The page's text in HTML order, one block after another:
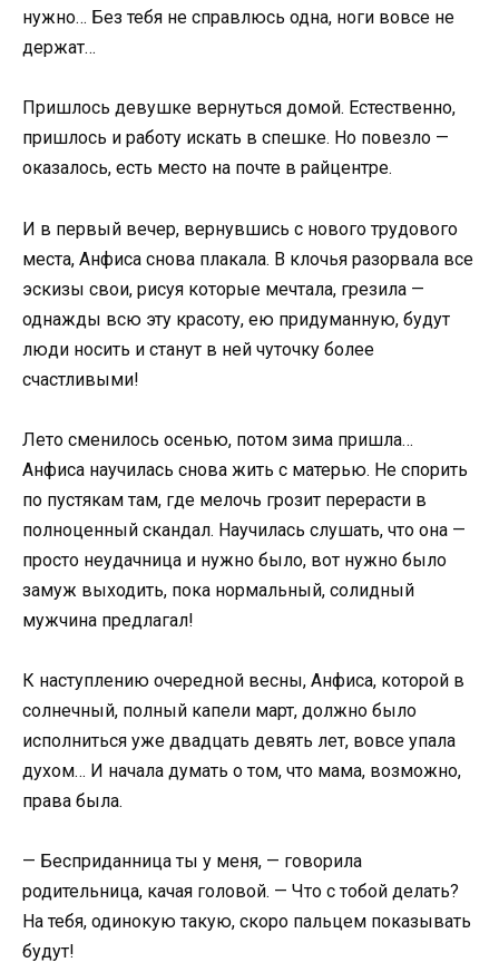
нужно… Без тебя не справлюсь одна, ноги вовсе не
держат…
Пришлось девушке вернуться домой. Естественно,
пришлось и работу искать в спешке. Но повезло —
оказалось, есть место на почте в райцентре.
И в первый вечер, вернувшись с нового трудового
места, Анфиса снова плакала. В клочья разорвала все
эскизы свои, рисуя которые мечтала, грезила —
однажды всю эту красоту, ею придуманную, будут
люди носить и станут в ней чуточку более
счастливыми!
Лето сменилось осенью, потом зима пришла…
Анфиса научилась снова жить с матерью. Не спорить
по пустякам там, где мелочь грозит перерасти в
полноценный скандал. Научилась слушать, что она —
просто неудачница и нужно было, вот нужно было
замуж выходить, пока нормальный, солидный
мужчина предлагал!
К наступлению очередной весны, Анфиса, которой в
солнечный, полный капели март, должно было
исполниться уже двадцать девять лет, вовсе упала
духом… И начала думать о том, что мама, возможно,
права была.
— Бесприданница ты у меня, — говорила
родительница, качая головой. — Что с тобой делать?
На тебя, одинокую такую, скоро пальцем показывать
будут!